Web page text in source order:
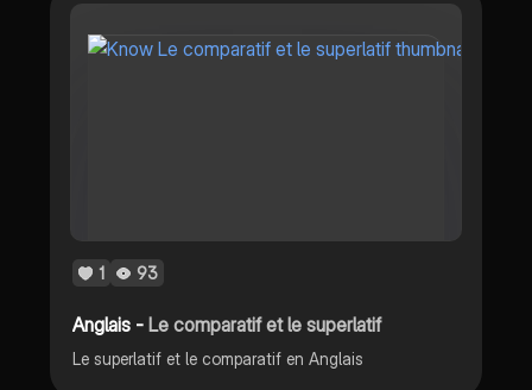
1 93
Anglais -Le comparatif et le superlatif
Le superlatif et le comparatif en Anglais